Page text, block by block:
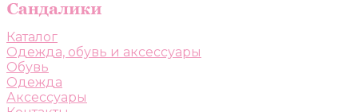
Каталог
Одежда, обувь и аксессуары
Обувь
Одежда
Аксессуары